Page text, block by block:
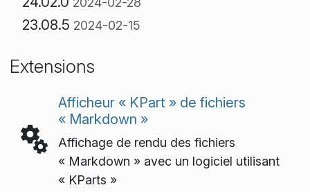
23.08.5 2024-02-15
Extensions
Afficheur « KPart » de fichiers
« Markdown »
Affichage de rendu des fichiers
« Markdown » avec un logiciel utilisant
« KParts »